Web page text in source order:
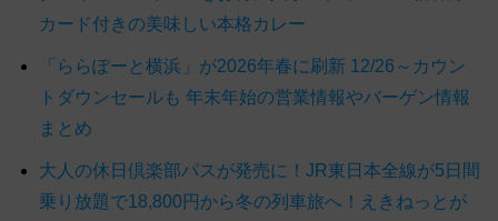
カード付きの美味しい本格カレー
「ららぽーと横浜」が2026年春に刷新 12/26～カウン
トダウンセールも 年末年始の営業情報やバーゲン情報
まとめ
大人の休日倶楽部パスが発売に！JR東日本全線が5日間
乗り放題で18,800円から冬の列車旅へ！えきねっとが